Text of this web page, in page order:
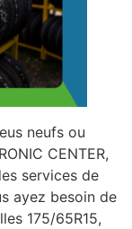
neufs ou
CENTER,
services de
ayez besoin de
175/65R15,